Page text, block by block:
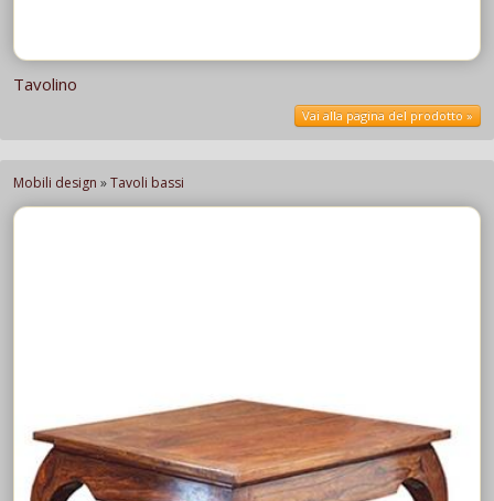
Tavolino
Vai alla pagina del prodotto »
Mobili design »Tavoli bassi